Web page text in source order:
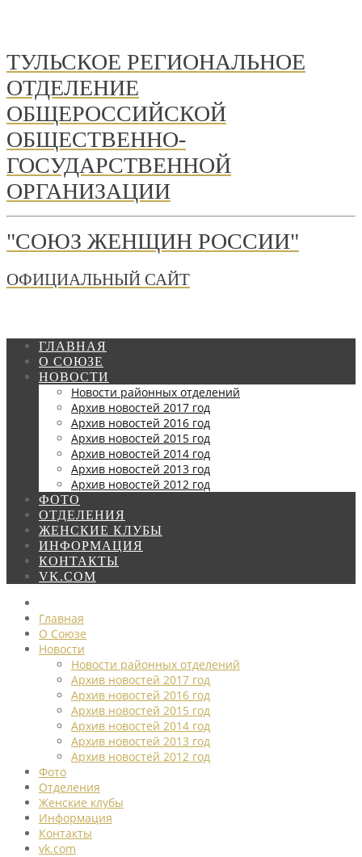
ТУЛЬСКОЕ РЕГИОНАЛЬНОЕ
ОТДЕЛЕНИЕ
ОБЩЕРОССИЙСКОЙ
ОБЩЕСТВЕННО-
ГОСУДАРСТВЕННОЙ
ОРГАНИЗАЦИИ
"СОЮЗ ЖЕНЩИН РОССИИ"
ОФИЦИАЛЬНЫЙ САЙТ
ГЛАВНАЯ
О СОЮЗЕ
НОВОСТИ
Новости районных отделений
Архив новостей 2017 год
Архив новостей 2016 год
Архив новостей 2015 год
Архив новостей 2014 год
Архив новостей 2013 год
Архив новостей 2012 год
ФОТО
ОТДЕЛЕНИЯ
ЖЕНСКИЕ КЛУБЫ
ИНФОРМАЦИЯ
КОНТАКТЫ
VK.COM
Главная
О Союзе
Новости
Новости районных отделений
Архив новостей 2017 год
Архив новостей 2016 год
Архив новостей 2015 год
Архив новостей 2014 год
Архив новостей 2013 год
Архив новостей 2012 год
Фото
Отделения
Женские клубы
Информация
Контакты
vk.com